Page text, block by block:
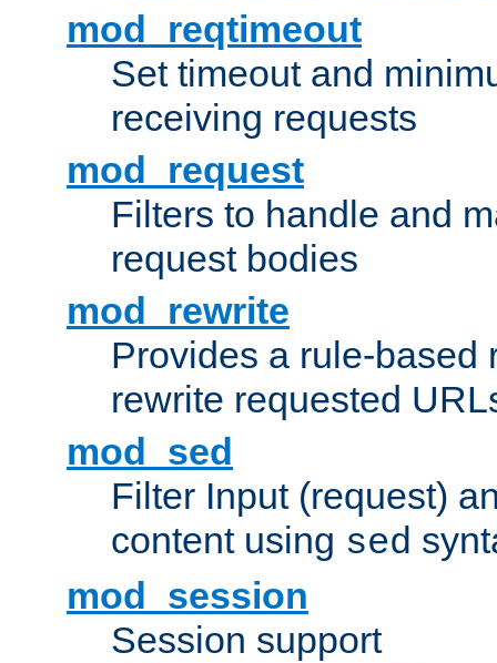
mod_reqtimeout
Set timeout and
receiving requests
mod_request
Filters to handle and
request bodies
mod_rewrite
Provides a rule-based
rewrite requested
mod_sed
Filter Input (request)
content using sed
mod_session
Session support